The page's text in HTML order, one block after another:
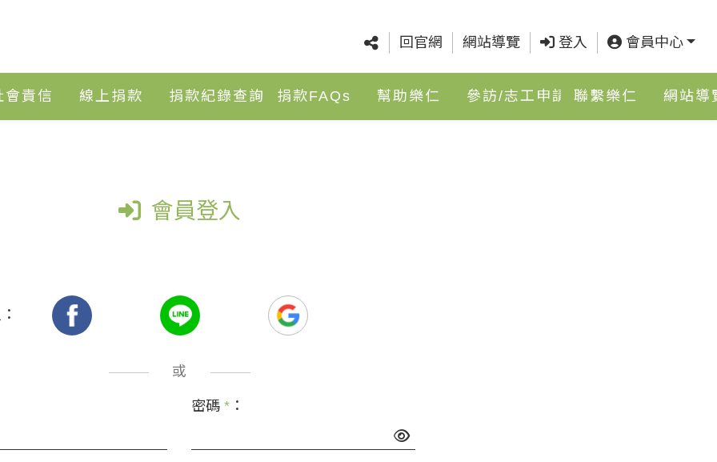
回官網 網站導覽 登入 會員中心
會責信 線上捐款 捐款紀錄查詢 捐款FAQs 幫助樂仁 參訪/志工申請 聯繫樂仁 網站導
會員登入
或
密碼 * ：